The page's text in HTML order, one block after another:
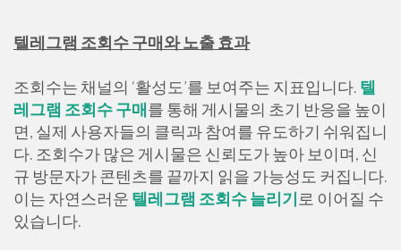
텔레그램 조회수 구매와 노출 효과
조회수는 채널의 ‘활성도’를 보여주는 지표입니다. 텔
레그램 조회수 구매를 통해 게시물의 초기 반응을 높이
면, 실제 사용자들의 클릭과 참여를 유도하기 쉬워집니
다. 조회수가 많은 게시물은 신뢰도가 높아 보이며, 신
규 방문자가 콘텐츠를 끝까지 읽을 가능성도 커집니다.
이는 자연스러운 텔레그램 조회수 늘리기 로 이어질 수
있습니다.